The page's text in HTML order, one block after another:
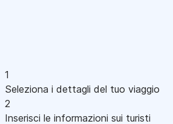
1
Seleziona i dettagli del tuo viaggio
2
Inserisci le informazioni sui turisti